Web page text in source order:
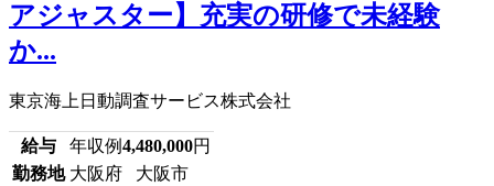
アジャスター】充実の研修で未経験
か...
東京海上日動調査サービス株式会社
給与 年収例4,480,000円
勤務地 大阪府 大阪市